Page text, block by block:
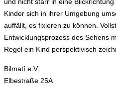
und nicht starr in eine
Kinder sich in ihrer Umgebung
auffällt, es fixieren zu können.
Entwicklungsprozess des Sehens
Regel ein Kind perspektivisch
Bilmatî e.V.
Elbestraße 25A